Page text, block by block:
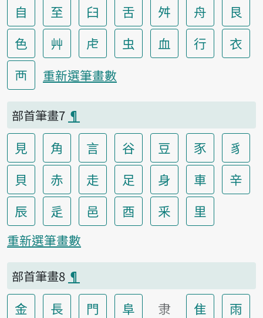
自
至 臼 舌 舛 舟
艮
色
艸 虍 虫 血 行
衣
襾
重新選筆畫數
部首筆畫7 ¶
見 角 言 谷 豆 豕
豸
貝
赤 走 足 身 車
辛
辰
辵 邑 酉 釆 里
重新選筆畫數
部首筆畫8 ¶
金 長 門 阜 隶 隹
雨